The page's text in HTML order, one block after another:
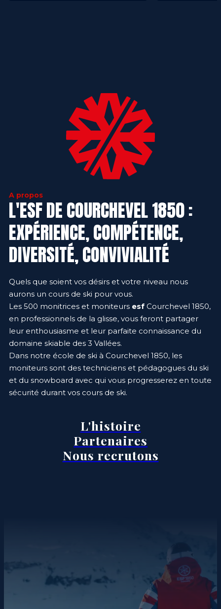
A propos
L'ESF DE COURCHEVEL 1850 :
EXPÉRIENCE, COMPÉTENCE,
DIVERSITÉ, CONVIVIALITÉ
Quels que soient vos désirs et votre niveau nous
aurons un cours de ski pour vous.
Les 500 monitrices et moniteurs esf Courchevel 1850,
en professionnels de la glisse, vous feront partager
leur enthousiasme et leur parfaite connaissance du
domaine skiable des 3 Vallées.
Dans notre école de ski à Courchevel 1850, les
moniteurs sont des techniciens et pédagogues du ski
et du snowboard avec qui vous progresserez en toute
sécurité durant vos cours de ski.
L'histoire
Partenaires
Nous recrutons